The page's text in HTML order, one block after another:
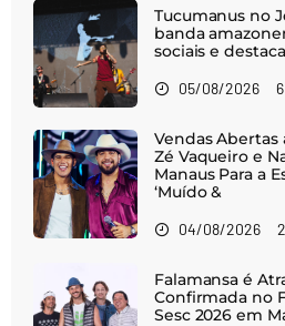
Tucumanus no
banda
sociais e
05/08/2026
Vendas Abertas
Zé Vaqueiro e
Manaus Para a
‘Muído &
04/08/2026
Falamansa é
Confirmada no
Sesc 2026 em